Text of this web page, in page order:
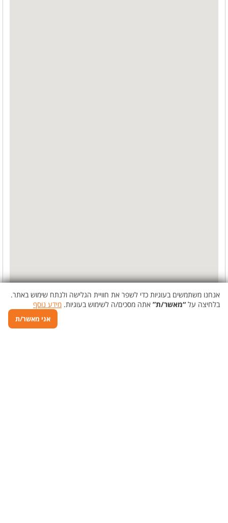
אנחנו משתמשים בעוגיות כדי לשפר את חוויית הגלישה ולנתח שימוש באתר.
בלחיצה על “מאשר/ת” אתה מסכים/ה לשימוש בעוגיות. מידע נוסף
אני מאשר/ת